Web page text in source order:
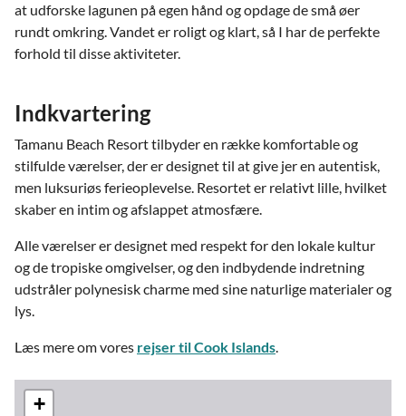
at udforske lagunen på egen hånd og opdage de små øer
rundt omkring. Vandet er roligt og klart, så I har de perfekte
forhold til disse aktiviteter.
Indkvartering
Tamanu Beach Resort tilbyder en række komfortable og
stilfulde værelser, der er designet til at give jer en autentisk,
men luksuriøs ferieoplevelse. Resortet er relativt lille, hvilket
skaber en intim og afslappet atmosfære.
Alle værelser er designet med respekt for den lokale kultur
og de tropiske omgivelser, og den indbydende indretning
udstråler polynesisk charme med sine naturlige materialer og
lys.
Læs mere om vores rejser til Cook Islands.
+